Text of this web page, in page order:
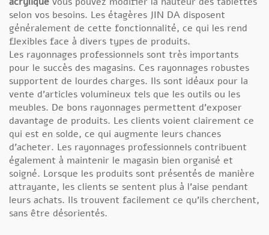
selon vos besoins. Les étagères JIN DA disposent
généralement de cette fonctionnalité, ce qui les rend
flexibles face à divers types de produits.
Les rayonnages professionnels sont très importants
pour le succès des magasins. Ces rayonnages robustes
supportent de lourdes charges. Ils sont idéaux pour la
vente d’articles volumineux tels que les outils ou les
meubles. De bons rayonnages permettent d’exposer
davantage de produits. Les clients voient clairement ce
qui est en solde, ce qui augmente leurs chances
d’acheter. Les rayonnages professionnels contribuent
également à maintenir le magasin bien organisé et
soigné. Lorsque les produits sont présentés de manière
attrayante, les clients se sentent plus à l’aise pendant
leurs achats. Ils trouvent facilement ce qu’ils cherchent,
sans être désorientés.